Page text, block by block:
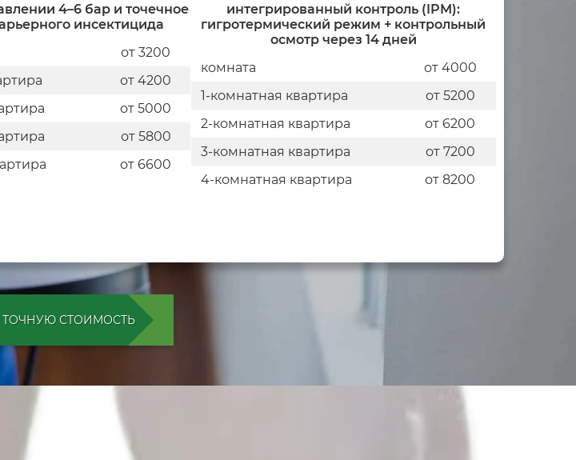
4–6 бар и точечное
инсектицида
от 3200
от 4200
от 5000
от 5800
от 6600
интегрированный контроль (IPM):
гигротермический режим + контрольный
осмотр через 14 дней
комната
от 4000
1-комнатная квартира
от 5200
2-комнатная квартира
от 6200
3-комнатная квартира
от 7200
4-комнатная квартира
от 8200
ТОЧНУЮ СТОИМОСТЬ